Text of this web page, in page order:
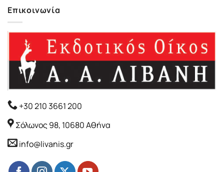
Επικοινωνία
+30 210 3661 200
Σόλωνος 98, 10680 Αθήνα
info@livanis.gr